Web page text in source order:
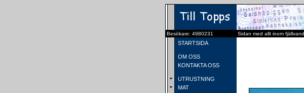
Besökare: 4980231 Sidan med allt inom
STARTSIDA
OM OSS
KONTAKTA OSS
UTRUSTNING
MAT